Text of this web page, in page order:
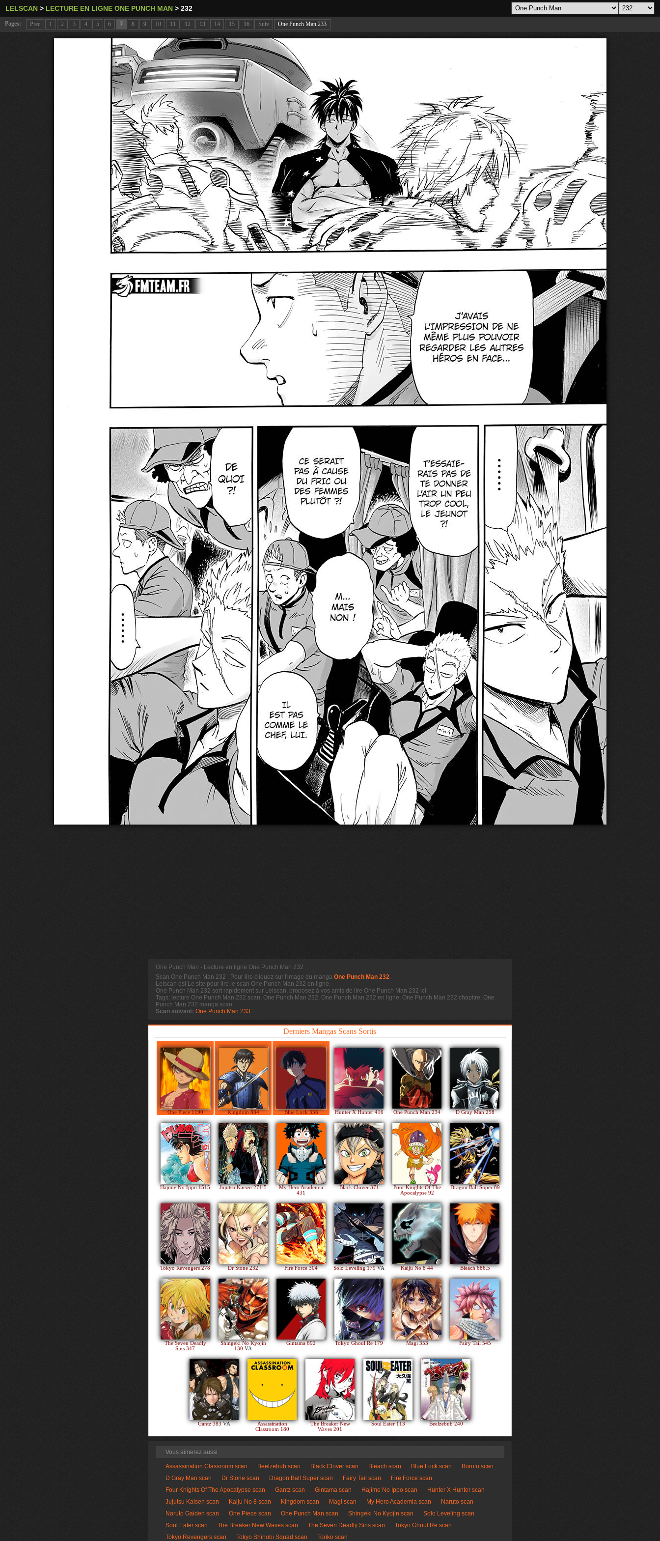
LELSCAN > LECTURE EN LIGNE ONE PUNCH MAN > 232
Pages: Prec 1 2 3 4 5 6 7 8 9 10 11 12 13 14 15 16 Suiv One Punch Man 233
One Punch Man - Lecture en ligne One Punch Man 232
Scan One Punch Man 232 . Pour lire cliquez sur l'image du manga One Punch Man 232.
Lelscan est Le site pour lire le scan One Punch Man 232 en ligne.
One Punch Man 232 sort rapidement sur Lelscan, proposez à vos amis de lire One Punch Man 232 ici
Tags: lecture One Punch Man 232 scan, One Punch Man 232, One Punch Man 232 en ligne, One Punch Man 232 chapitre, One
Punch Man 232 manga scan
Scan suivant: One Punch Man 233
Derniers Mangas Scans Sortis
One Piece 1190 Kingdom 884 Blue Lock 356 Hunter X Hunter 416 One Punch Man 234 D Gray Man 258
Hajime No Ippo 1515 Jujutsu Kaisen 271.5
My Hero Academia
431
Black Clover 371
Four Knights Of The
Apocalypse 92
Dragon Ball Super 89
Tokyo Revengers 278 Dr Stone 232 Fire Force 304 Solo Leveling 179VA Kaiju No 8 44 Bleach 686.5
The Seven Deadly
Sins 347
Shingeki No Kyojin
130 VA
Gintama 692 Tokyo Ghoul Re 179 Magi 353 Fairy Tail 545
Gantz 383VA
Assassination
Classroom 180
The Breaker New
Waves 201
Soul Eater 113 Beelzebub 240
Vous aimerez aussi
Assassination Classroom scan Beelzebub scan Black Clover scan Bleach scan Blue Lock scan
Boruto scan
D Gray Man scan
Dr Stone scan Dragon Ball Super scan Fairy Tail scan
Fire Force scan
Four Knights Of The Apocalypse scan
Gantz scan Gintama scan Hajime No Ippo scan
Hunter X Hunter scan
Jujutsu Kaisen scan
Kaiju No 8 scan Kingdom scan Magi scan My Hero Academia scan
Naruto scan
Naruto Gaiden scan
One Piece scan One Punch Man scan Shingeki No Kyojin scan
Solo Leveling scan
Soul Eater scan
The Breaker New Waves scan The Seven Deadly Sins scan
Tokyo Ghoul Re scan
Tokyo Revengers scan
Tokyo Shinobi Squad scan Toriko scan